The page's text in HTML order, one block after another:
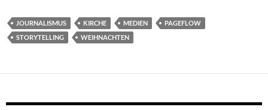
JOURNALISMUS KIRCHE MEDIEN
PAGEFLOW
STORYTELLING
WEIHNACHTEN